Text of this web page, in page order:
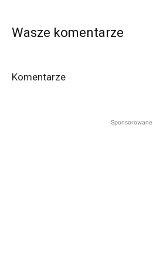
Wasze komentarze
Komentarze
Sponsorowane